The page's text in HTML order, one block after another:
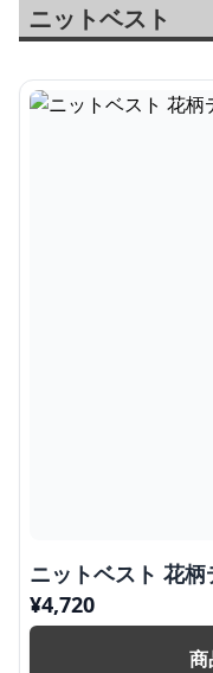
ニットベスト
ニットベスト 花
¥4,720
商